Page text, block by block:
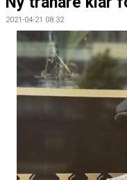
KALENDER
VÅRA LAG
BLI MEDLEM
2021-04-21 08:32